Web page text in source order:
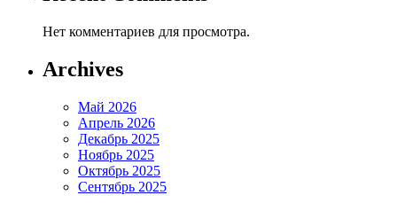
Нет комментариев для просмотра.
Archives
Май 2026
Апрель 2026
Декабрь 2025
Ноябрь 2025
Октябрь 2025
Сентябрь 2025